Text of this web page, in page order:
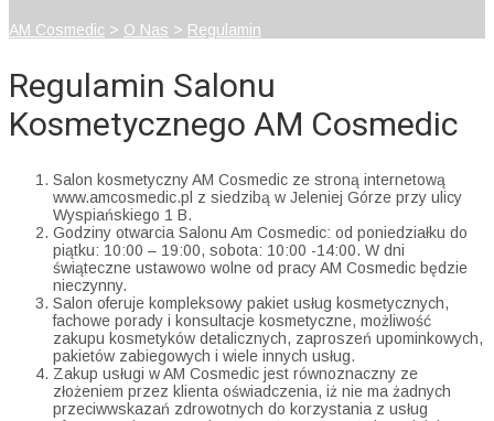
AM Cosmedic > O Nas > Regulamin
Regulamin Salonu
Kosmetycznego AM Cosmedic
Salon kosmetyczny AM Cosmedic ze stroną internetową
www.amcosmedic.pl z siedzibą w Jeleniej Górze przy ulicy
Wyspiańskiego 1 B.
Godziny otwarcia Salonu Am Cosmedic: od poniedziałku do
piątku: 10:00 – 19:00, sobota: 10:00 -14:00. W dni
świąteczne ustawowo wolne od pracy AM Cosmedic będzie
nieczynny.
Salon oferuje kompleksowy pakiet usług kosmetycznych,
fachowe porady i konsultacje kosmetyczne, możliwość
zakupu kosmetyków detalicznych, zaproszeń upominkowych,
pakietów zabiegowych i wiele innych usług.
Zakup usługi w AM Cosmedic jest równoznaczny ze
złożeniem przez klienta oświadczenia, iż nie ma żadnych
przeciwwskazań zdrowotnych do korzystania z usług